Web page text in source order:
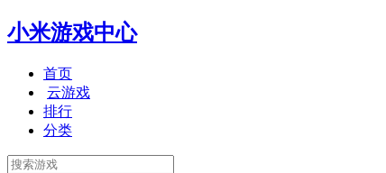
小米游戏中心
首页
云游戏
排行
分类